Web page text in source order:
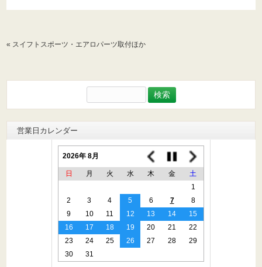
« スイフトスポーツ・エアロパーツ取付ほか
索:
営業日カレンダー
2026年 8月
日 月 火 水 木 金
土
1
2
3 4 5 6 7
8
9
10 11 12 13 14
15
16
17 18 19 20 21
22
23
24 25 26 27 28
29
30
31